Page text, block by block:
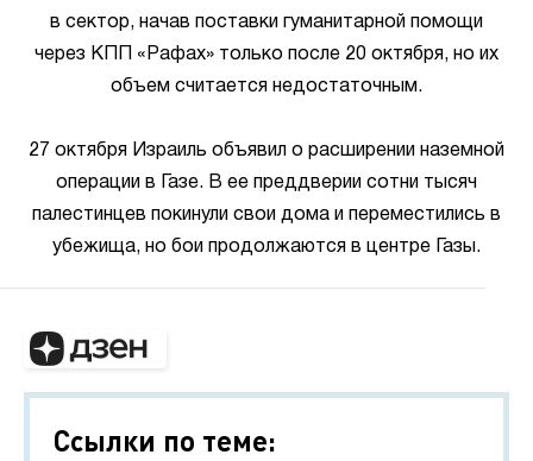
в сектор, начав поставки гуманитарной помощи
через КПП «Рафах» только после 20 октября, но их
объем считается недостаточным.
27 октября Израиль объявил о расширении наземной
операции в Газе. В ее преддверии сотни тысяч
палестинцев покинули свои дома и переместились в
убежища, но бои продолжаются в центре Газы.
Ссылки по теме: